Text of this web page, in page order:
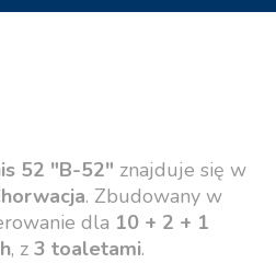
52 "B-52" znajduje się w
. Zbudowany w
dla 10 + 2 + 1
, z 3 toaletami.